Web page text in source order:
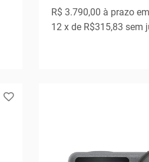
R$ 3.790,00 à prazo
12 x de R$315,83 sem